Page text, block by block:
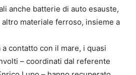
anche batterie di auto esauste,
materiale ferroso, insieme a
contatto con il mare, i quasi
– coordinati dal referente